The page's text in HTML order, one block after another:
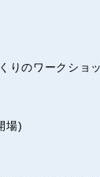
りのワークショ
場)